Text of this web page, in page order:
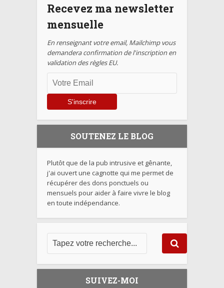
Recevez ma newsletter
mensuelle
En renseignant votre email, Mailchimp vous
demandera confirmation de l'inscription en
validation des règles EU.
SOUTENEZ LE BLOG
Plutôt que de la pub intrusive et gênante,
j'ai ouvert une cagnotte qui me permet de
récupérer des dons ponctuels ou
mensuels pour aider à faire vivre le blog
en toute indépendance.
SUIVEZ-MOI